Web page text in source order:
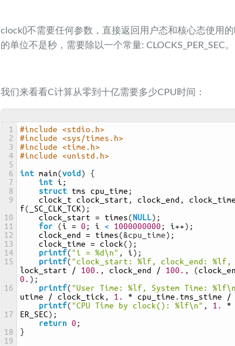
clock()不需要任何参数，直接返回用户态和核心态使用
的单位不是秒，需要除以一个常量: CLOCKS_PER_SEC。
我们来看看C计算从零到十亿需要多少CPU时间：
1
2
3
4
5
6
7
8
9
10
11
12
13
14
15
16
17
18
19
#include <stdio.h>
#include <sys/times.h>
#include <time.h>
#include <unistd.h>
int main(void)
{
int i ;
struct tms cpu_time ;
clock_t clock_start , clock_end , clock_time
f( _SC_CLK_TCK) ;
clock_start
= times( NULL) ;
for
(i = 0 ; i < 1000000000 ; i++) ;
clock_end
= times(&cpu_time);
clock_time
= clock( ) ;
printf( "i = %d\n" , i) ;
printf( "clock_start: %lf, clock_end: %lf,
lock_start
/ 100. , clock_end / 100. , (
0. ) ;
printf( "User Time: %lf, System Time:
utime
/ clock_tick , 1. * cpu_time . tms_stime /
printf( "CPU Time by clock(): %lf\n" , 1. *
ER_SEC) ;
return 0 ;
}